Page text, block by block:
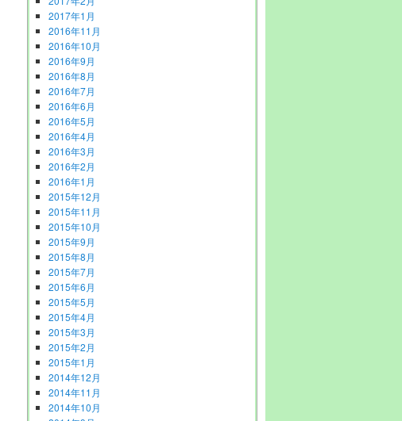
2017年1月
2016年11月
2016年10月
2016年9月
2016年8月
2016年7月
2016年6月
2016年5月
2016年4月
2016年3月
2016年2月
2016年1月
2015年12月
2015年11月
2015年10月
2015年9月
2015年8月
2015年7月
2015年6月
2015年5月
2015年4月
2015年3月
2015年2月
2015年1月
2014年12月
2014年11月
2014年10月